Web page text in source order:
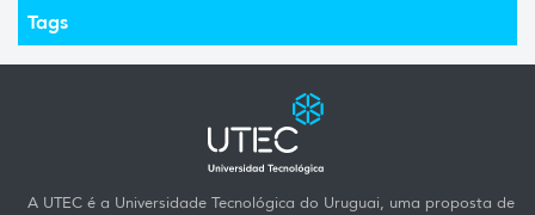
Tags
A UTEC é a Universidade Tecnológica do Uruguai, uma proposta de